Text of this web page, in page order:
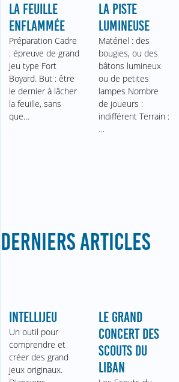
LA FEUILLE
ENFLAMMÉE
Préparation Cadre
: épreuve de grand
jeu type Fort
Boyard. But : être
le dernier à lâcher
la feuille, sans
que…
LA PISTE
LUMINEUSE
Matériel : des
bougies, ou des
bâtons lumineux
ou de petites
lampes Nombre
de joueurs :
indifférent Terrain :
…
DERNIERS ARTICLES
INTELLIJEU
Un outil pour
comprendre et
créer des grand
jeux originaux.
LE GRAND
CONCERT DES
SCOUTS DU
LIBAN